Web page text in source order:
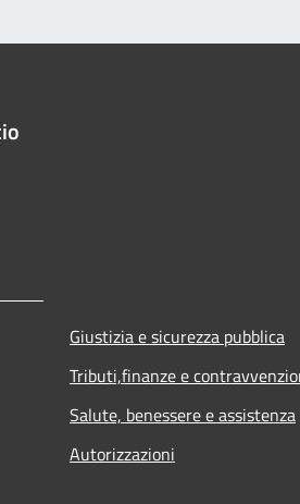
Giustizia e sicurezza pubblica
Tributi,finanze e
Salute, benessere e assistenza
Autorizzazioni